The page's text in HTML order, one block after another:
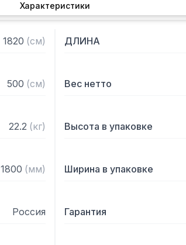
— Расстояние между
— Стеллаж поставляется
Характеристики
1820 (см) ДЛИНА
500 (см) Вес нетто
22.2 (кг) Высота в упаковке
1800 (мм) Ширина в упаковке
Россия Гарантия